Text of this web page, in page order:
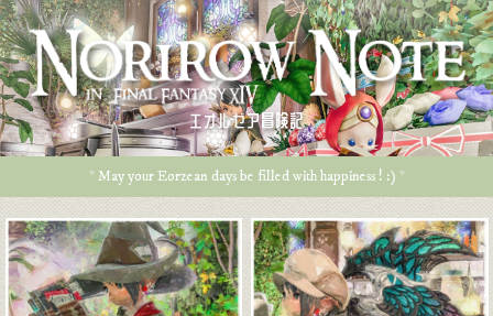
エオルゼア冒険記
* May your Eorzean days be filled with happiness ! :) *